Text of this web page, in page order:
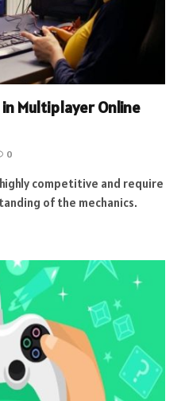
Multiplayer Online
0
competitive and require
of the mechanics.